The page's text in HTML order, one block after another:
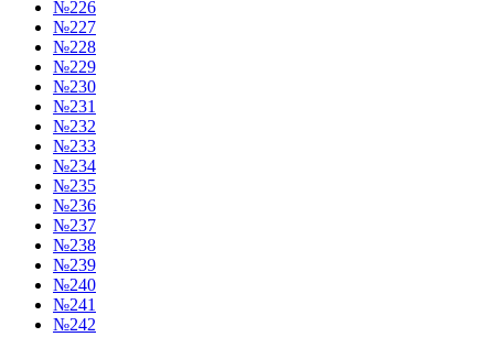
№226
№227
№228
№229
№230
№231
№232
№233
№234
№235
№236
№237
№238
№239
№240
№241
№242